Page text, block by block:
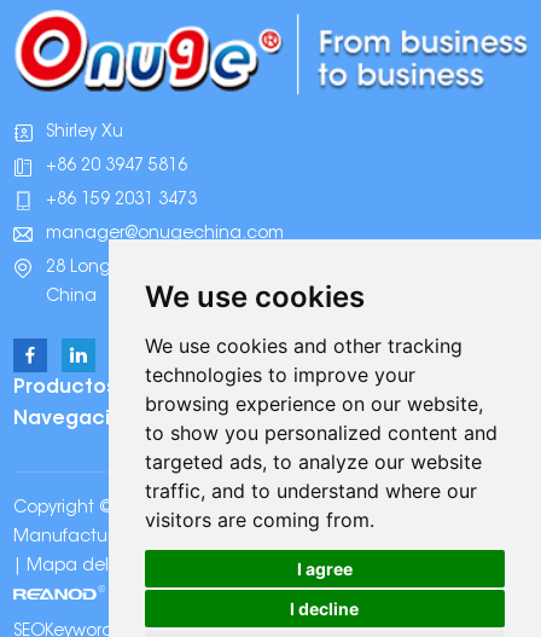
We use cookies
We use cookies and other tracking
technologies to improve your
browsing experience on our website,
to show you personalized content and
targeted ads, to analyze our website
traffic, and to understand where our
visitors are coming from.
I agree
I decline
Shirley Xu
+86 20 3947 5816
+86 159 2031 3473
manager@onugechina.com
28 Longhai Road, Parque Industrial Xinhua, Guangzhou,
China
Productos
Navegación
Copyright © Onuge Personal Care (Guangdong)
Manufacturer Group Co., LTD. Reservados todos los derechos
Mapa del sitio Política de Privacidad| Apoyo técnico:
SEOKeywords: Tiras blanqueadoras de dientes Onuge